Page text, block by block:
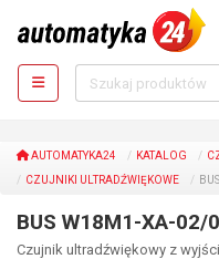
AUTOMATYKA24 KATALOG
CZUJNIKI ULTRADŹWIĘKOWE
BUS W18M1-XA-02/
Czujnik ultradźwiękowy z